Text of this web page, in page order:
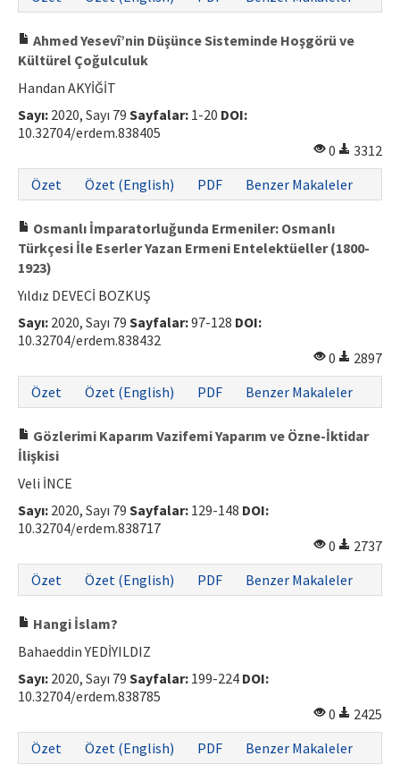
Ahmed Yesevî’nin Düşünce Sisteminde Hoşgörü ve
Kültürel Çoğulculuk
Handan AKYİĞİT
Sayı: 2020, Sayı 79 Sayfalar: 1-20 DOI:
10.32704/erdem.838405
0
3312
Özet
Özet (English) PDF Benzer Makaleler
Osmanlı İmparatorluğunda Ermeniler: Osmanlı
Türkçesi İle Eserler Yazan Ermeni Entelektüeller (1800-
1923)
Yıldız DEVECİ BOZKUŞ
Sayı: 2020, Sayı 79 Sayfalar:97-128 DOI:
10.32704/erdem.838432
0
2897
Özet
Özet (English) PDF Benzer Makaleler
Gözlerimi Kaparım Vazifemi Yaparım ve Özne-İktidar
İlişkisi
Veli İNCE
Sayı: 2020, Sayı 79 Sayfalar: 129-148 DOI:
10.32704/erdem.838717
0
2737
Özet
Özet (English) PDF Benzer Makaleler
Hangi İslam?
Bahaeddin YEDİYILDIZ
Sayı: 2020, Sayı 79 Sayfalar: 199-224 DOI:
10.32704/erdem.838785
0
2425
Özet
Özet (English) PDF Benzer Makaleler